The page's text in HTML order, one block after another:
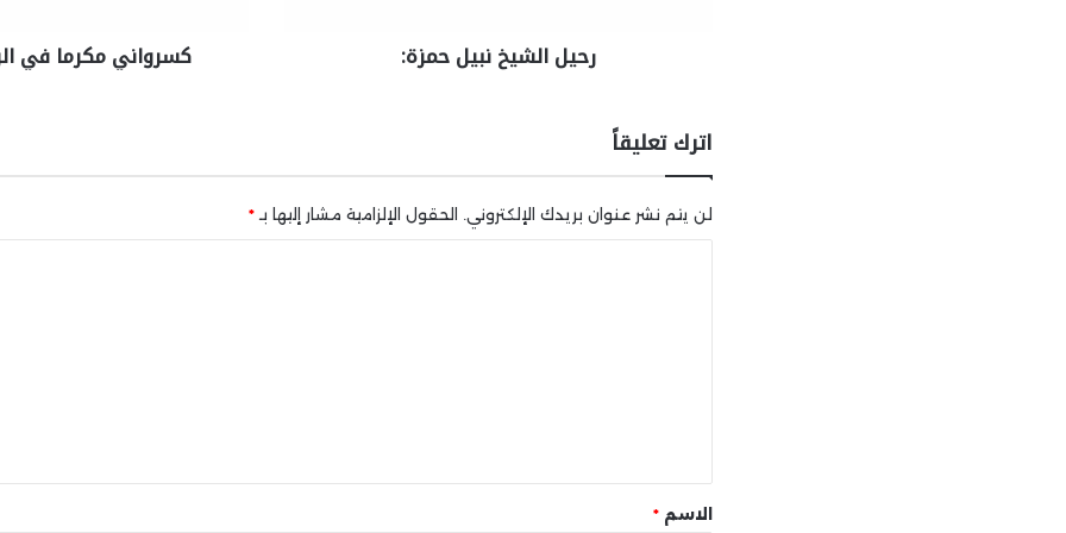
رحيل الشيخ نبيل حمزة: كسرواني مكرما في
اترك تعليقاً
لن يتم نشر عنوان بريدك الإلكتروني. الحقول الإلزامية مشار إليها بـ *
* الاسم *